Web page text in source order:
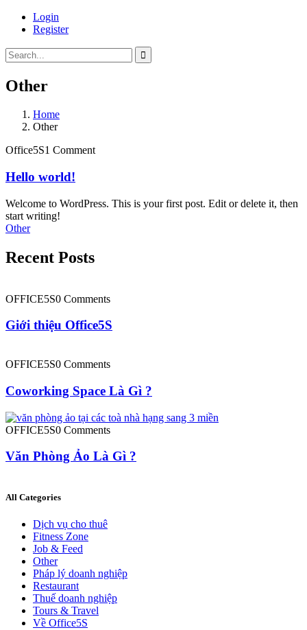
Login
Register
Other
Home
Other
Office5S1 Comment
Hello world!
Welcome to WordPress. This is your first post. Edit or delete it, then
start writing!
Other
Recent Posts
OFFICE5S0 Comments
Giới thiệu Office5S
OFFICE5S0 Comments
Coworking Space Là Gì ?
OFFICE5S0 Comments
Văn Phòng Ảo Là Gì ?
All Categories
Dịch vụ cho thuê
Fitness Zone
Job & Feed
Other
Pháp lý doanh nghiệp
Restaurant
Thuế doanh nghiệp
Tours & Travel
Về Office5S